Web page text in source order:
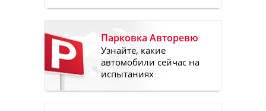
Парковка Авторевю
Узнайте, какие
автомобили сейчас на
испытаниях